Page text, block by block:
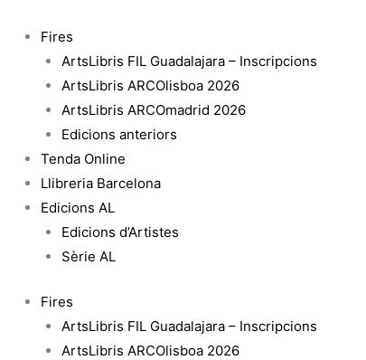
contingut
Fires
ArtsLibris FIL Guadalajara – Inscripcions
ArtsLibris ARCOlisboa 2026
ArtsLibris ARCOmadrid 2026
Edicions anteriors
Tenda Online
Llibreria Barcelona
Edicions AL
Edicions d’Artistes
Sèrie AL
Fires
ArtsLibris FIL Guadalajara – Inscripcions
ArtsLibris ARCOlisboa 2026